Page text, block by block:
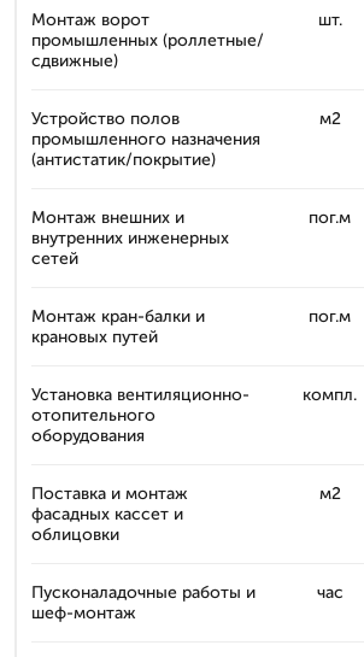
Монтаж ворот
промышленных (роллетные/
сдвижные)
шт.
Устройство полов
промышленного назначения
(антистатик/покрытие)
м2
Монтаж внешних и
внутренних инженерных
сетей
пог.м
Монтаж кран-балки и
крановых путей
пог.м
Установка вентиляционно-
отопительного
оборудования
компл.
Поставка и монтаж
фасадных кассет и
облицовки
м2
Пусконаладочные работы и
шеф-монтаж
час